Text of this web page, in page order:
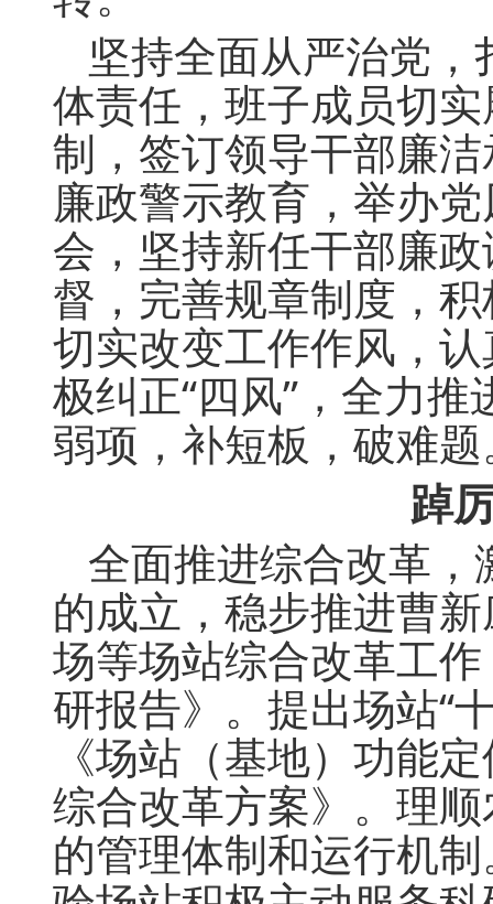
坚持全面从严治党
体责任，班子成员切
制，签订领导干部廉
廉政警示教育，举办
会，坚持新任干部廉
督，完善规章制度，
切实改变工作作风，
极纠正“四风”，全力
弱项，补短板，破难
踔
全面推进综合改革
的成立，稳步推进曹
场等场站综合改革工
研报告》。提出场站“
《场站（基地）功能
综合改革方案》。理
的管理体制和运行机